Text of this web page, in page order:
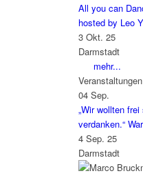
All you can
hosted by Leo
3 Okt. 25
Darmstadt
mehr...
04 Sep.
„Wir wollten
verdanken.“
4 Sep. 25
Darmstadt